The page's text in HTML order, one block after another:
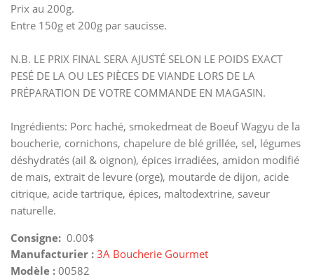
Prix au 200g.
Entre 150g et 200g par saucisse.
N.B. LE PRIX FINAL SERA AJUSTÉ SELON LE POIDS EXACT
PESÉ DE LA OU LES PIÈCES DE VIANDE LORS DE LA
PRÉPARATION DE VOTRE COMMANDE EN MAGASIN.
Ingrédients: Porc haché, smokedmeat de Boeuf Wagyu de la
boucherie, cornichons, chapelure de blé grillée, sel, légumes
déshydratés (ail & oignon), épices irradiées, amidon modifié
de maïs, extrait de levure (orge), moutarde de dijon, acide
citrique, acide tartrique, épices, maltodextrine, saveur
naturelle.
Consigne: 0.00$
Manufacturier : 3A Boucherie Gourmet
Modèle : 00582